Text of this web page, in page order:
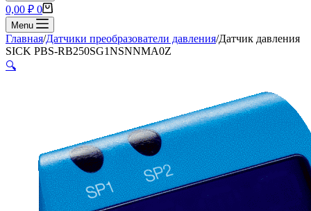
Корзина
0,00 ₽ 0
Menu
Главная/Датчики преобразователи давления/Датчик давления
SICK PBS-RB250SG1NSNNMA0Z
🔍